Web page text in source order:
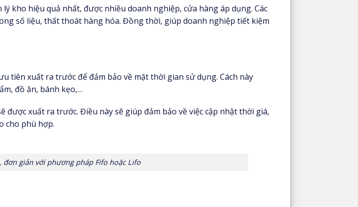
lý kho hiệu quả nhất, được nhiều doanh nghiệp, cửa hàng áp dụng. Các
số liệu, thất thoát hàng hóa. Đồng thời, giúp doanh nghiệp tiết kiệm
tiên xuất ra trước để đảm bảo về mặt thời gian sử dụng. Cách này
đồ ăn, bánh kẹo,…
được xuất ra trước. Điều này sẽ giúp đảm bảo về việc cập nhật thời giá,
cho phù hợp.
đơn giản với phương pháp Fifo hoặc Lifo